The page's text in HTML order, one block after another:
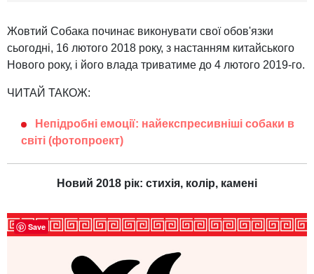
Жовтий Собака починає виконувати свої обов'язки
сьогодні, 16 лютого 2018 року, з настанням китайського
Нового року, і його влада триватиме до 4 лютого 2019-го.
ЧИТАЙ ТАКОЖ:
Непідробні емоції: найекспресивніші собаки в
світі (фотопроект)
Новий 2018 рік: стихія, колір, камені
Save